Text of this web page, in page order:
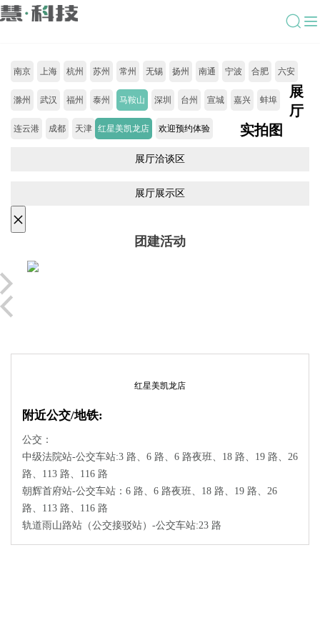
南京 上海 杭州 苏州 常州 无锡 扬州 南通 宁波 合肥 六安
滁州 武汉 福州 泰州 马鞍山 深圳 台州 宣城 嘉兴 蚌埠
连云港 成都 天津 红星美凯龙店 欢迎预约体验
展
厅
实拍图
展厅洽谈区
展厅展示区
×
团建活动
红星美凯龙店
附近公交/地铁:
公交：
中级法院站-公交车站:3 路、6 路、6 路夜班、18 路、19 路、26
路、113 路、116 路
朝辉首府站-公交车站：6 路、6 路夜班、18 路、19 路、26
路、113 路、116 路
轨道雨山路站（公交接驳站）-公交车站:23 路